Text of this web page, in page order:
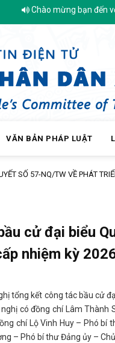
bạn đến với Trang thông
VĂN BẢN PHÁP LUẬT
NQ/TW VỀ PHÁT TRIỂN
cử đại biểu
nhiệm kỳ
tổng kết công tác bầu cử
có đồng chí Lâm Thành
chí Lộ Vinh Huy – Phó
– Phó bí thư Đảng ủy –